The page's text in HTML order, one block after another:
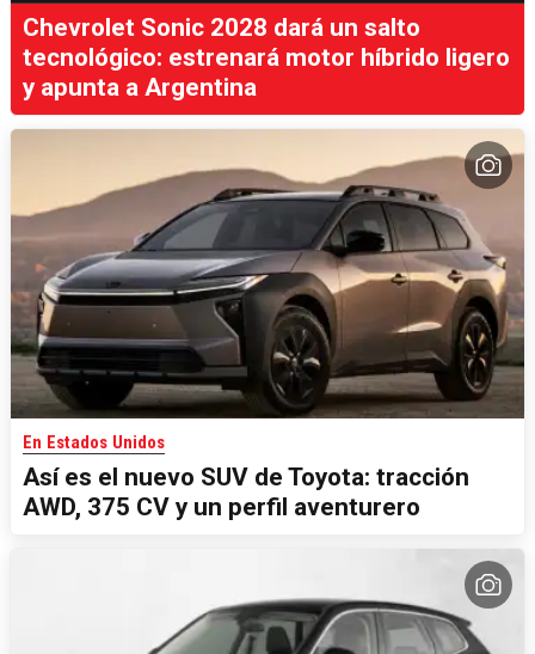
Chevrolet Sonic 2028 dará un salto
tecnológico: estrenará motor híbrido ligero
y apunta a Argentina
En Estados Unidos
Así es el nuevo SUV de Toyota: tracción
AWD, 375 CV y un perfil aventurero